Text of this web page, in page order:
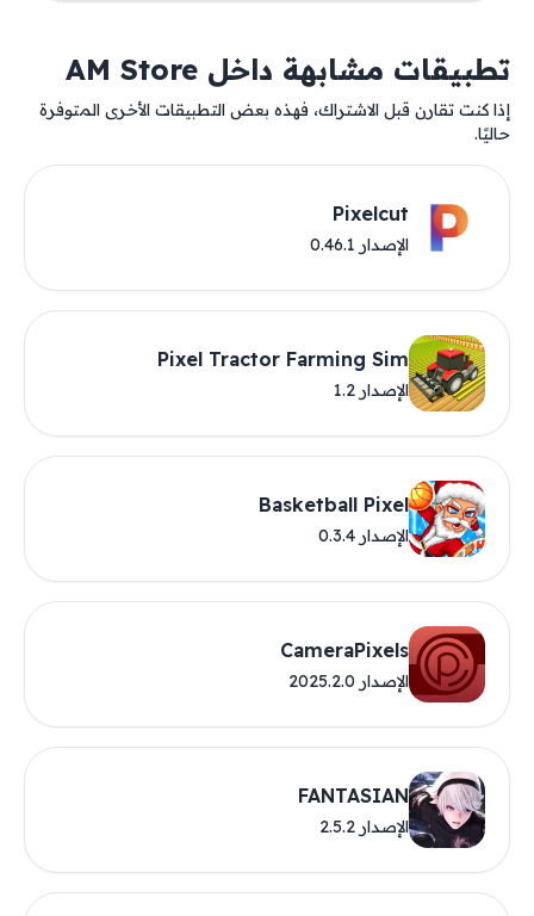
تطبيقات مشابهة داخل AM Store
إذا كنت تقارن قبل الاشتراك، فهذه بعض التطبيقات الأخرى المتوفرة
حاليًا.
Pixelcut
الإصدار 0.46.1
Pixel Tractor Farming Sim
الإصدار 1.2
Basketball Pixel
الإصدار 0.3.4
CameraPixels
الإصدار 2025.2.0
FANTASIAN
الإصدار 2.5.2